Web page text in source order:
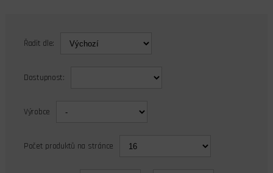
Řadit dle:
Dostupnost:
Výrobce
Počet produktů na stránce